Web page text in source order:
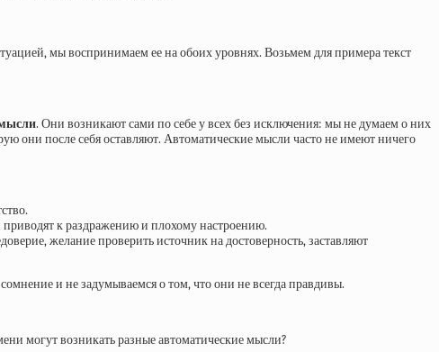
мы воспринимаем ее на обоих уровнях. Возьмем для примера текст
. Они возникают сами по себе у всех без исключения: мы не думаем о них
они после себя оставляют. Автоматические мысли часто не имеют ничего
к раздражению и плохому настроению.
желание проверить источник на достоверность, заставляют
и не задумываемся о том, что они не всегда правдивы.
могут возникать разные автоматические мысли?